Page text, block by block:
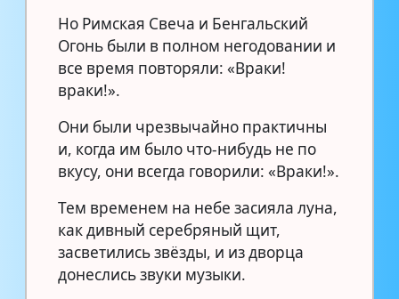
Но Римская Свеча и Бенгальский
Огонь были в полном негодовании и
все время повторяли: «Враки!
враки!».
Они были чрезвычайно практичны
и, когда им было что-нибудь не по
вкусу, они всегда говорили: «Враки!».
Тем временем на небе засияла луна,
как дивный серебряный щит,
засветились звёзды, и из дворца
донеслись звуки музыки.